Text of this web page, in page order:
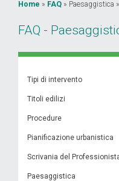
Tu
sei
Home » FAQ » Paesaggistica »
FAQ -
Tipi di intervento
Titoli edilizi
Procedure
Pianificazione urbanistica
Scrivania del
Paesaggistica